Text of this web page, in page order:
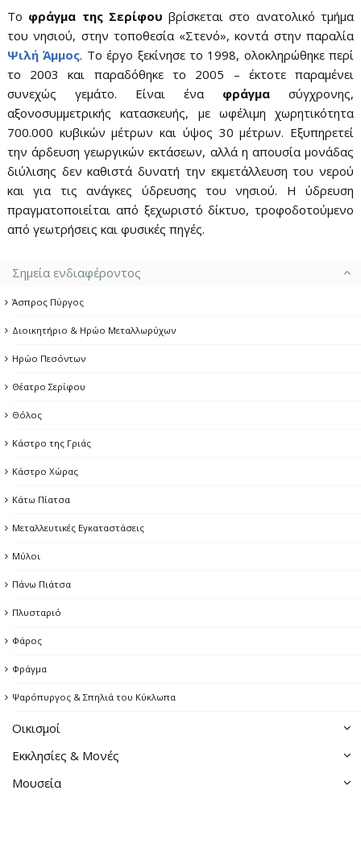
Το φράγμα της Σερίφου βρίσκεται στο ανατολικό τμήμα
του νησιού, στην τοποθεσία «Στενό», κοντά στην παραλία
Ψιλή Άμμος. Το έργο ξεκίνησε το 1998, ολοκληρώθηκε περί
το 2003 και παραδόθηκε το 2005 – έκτοτε παραμένει
συνεχώς γεμάτο. Είναι ένα φράγμασύγχρονης,
αξονοσυμμετρικής κατασκευής, με ωφέλιμη χωρητικότητα
700.000 κυβικών μέτρων και ύψος 30 μέτρων. Εξυπηρετεί
την άρδευση γεωργικών εκτάσεων, αλλά η απουσία μονάδας
διύλισης δεν καθιστά δυνατή την εκμετάλλευση του νερού
και για τις ανάγκες ύδρευσης του νησιού. Η ύδρευση
πραγματοποιείται από ξεχωριστό δίκτυο, τροφοδοτούμενο
από γεωτρήσεις και φυσικές πηγές.
Σημεία ενδιαφέροντος
Άσπρος Πύργος
Διοικητήριο & Ηρώο Μεταλλωρύχων
Ηρώο Πεσόντων
Θέατρο Σερίφου
Θόλος
Κάστρο της Γριάς
Κάστρο Χώρας
Κάτω Πίατσα
Μεταλλευτικές Εγκαταστάσεις
Μύλοι
Πάνω Πιάτσα
Πλυσταριό
Φάρος
Φράγμα
Ψαρόπυργος & Σπηλιά του Κύκλωπα
Οικισμοί
Αβεσσαλός
Άη Γιάννης
Εκκλησίες & Μονές
Εκκλησίες της Χώρας
Μουσεία